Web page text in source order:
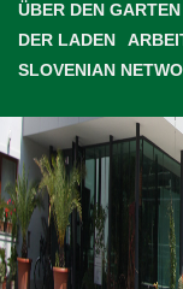
ÜBER DEN GARTEN
DER LADEN
SLOVENIAN